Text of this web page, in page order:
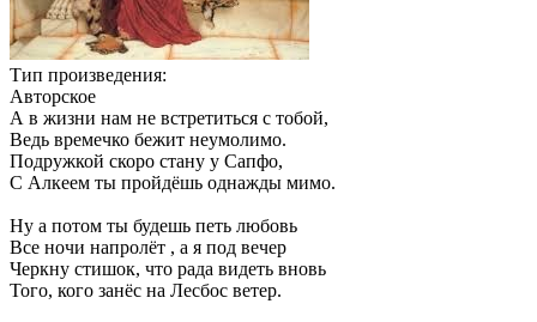
Тип произведения:
Авторское
А в жизни нам не встретиться с тобой,
Ведь времечко бежит неумолимо.
Подружкой скоро стану у Сапфо,
С Алкеем ты пройдёшь однажды мимо.
Ну а потом ты будешь петь любовь
Все ночи напролёт , а я под вечер
Черкну стишок, что рада видеть вновь
Того, кого занёс на Лесбос ветер.